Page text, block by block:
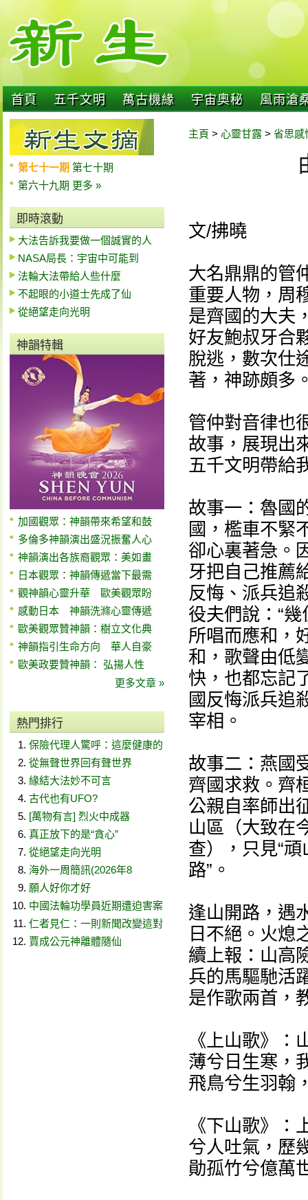
首頁 五千文明 萬古機緣 宇宙奧秘 風雨滄
第七十一期 第七十期
第六十九期 更多 »
即時滾動
大法告訴我要做一個誠實的人
NASA局長：宇宙中可能到
法輪大法帶給人些什麼
不起眼的小道士先成了仙
從絕望走向光明
神韻特輯
加國觀眾：神韻帶來希望和鼓
多倫多神韻演出盛況振奮人心
神韻演出各族裔觀眾：美如畫
日本觀眾：神韻傳遞當下最需
觀神韻心靈升華 歐美觀眾盼
感動日本 神韻洗滌心靈傳遞
歐美觀眾贊神韻：樹立文化典
神韻指引生命方向 華人自豪
歐美政要贊神韻： 弘揚人性
更多文章 »
熱門排行
保險代理人驚呼：這麼健康的
從無聲世界回有聲世界
緣結大法妙不可言
古代也有UFO?
[萬物有言] 烈火中成器
真正放下的是“貪心”
從絕望走向光明
海外一周簡訊(2026年8
願人好你才好
中國法輪功學員近期遭迫害案
仁者見仁：一則新聞改變這對
賈成公元神離體隨仙
主頁 > 心靈甘露 > 省思感
文/拂曉
大名鼎鼎的管
重要人物，周
是齊國的大夫
好友鮑叔牙合
脫逃，數次仕
著，神跡頗多
管仲對音律也
故事，展現出
五千文明帶給
故事一：魯國
國，檻車不緊
卻心裏著急。
牙把自己推薦
反悔、派兵追
役夫們說：“
所唱而應和，
和，歌聲由低
快，也都忘記
國反悔派兵追
宰相。
故事二：燕國
齊國求救。齊
公親自率師出
山區（大致在
查），只見“
路”。
逢山開路，遇
日不絕。火熄
續上報：山高
兵的馬驅馳活
是作歌兩首，
《上山歌》
薄兮日生寒，
飛鳥兮生羽翰
《下山歌》
兮人吐氣，歷
勛孤竹兮億萬